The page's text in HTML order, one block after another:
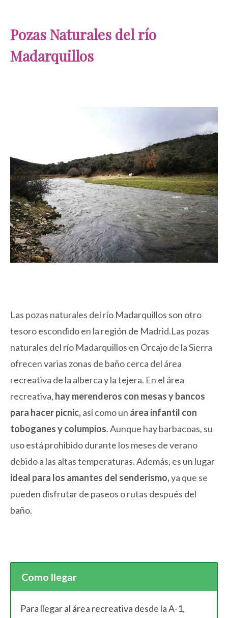
Pozas Naturales del río
Madarquillos
Las pozas naturales del río Madarquillos son otro
tesoro escondido en la región de Madrid.Las pozas
naturales del río Madarquillos en Orcajo de la Sierra
ofrecen varias zonas de baño cerca del área
recreativa de la alberca y la tejera. En el área
recreativa, hay merenderos con mesas y bancos
para hacer picnic,así como un área infantil con
toboganes y columpios. Aunque hay barbacoas, su
uso está prohibido durante los meses de verano
debido a las altas temperaturas. Además, es un lugar
ideal para los amantes del senderismo,ya que se
pueden disfrutar de paseos o rutas después del
baño.
Como llegar
Para llegar al área recreativa desde la A-1,